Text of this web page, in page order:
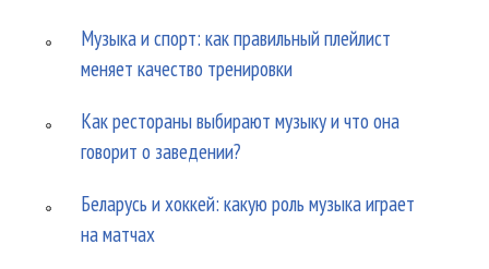
Музыка и спорт: как правильный плейлист
меняет качество тренировки
Как рестораны выбирают музыку и что она
говорит о заведении?
Беларусь и хоккей: какую роль музыка играет
на матчах